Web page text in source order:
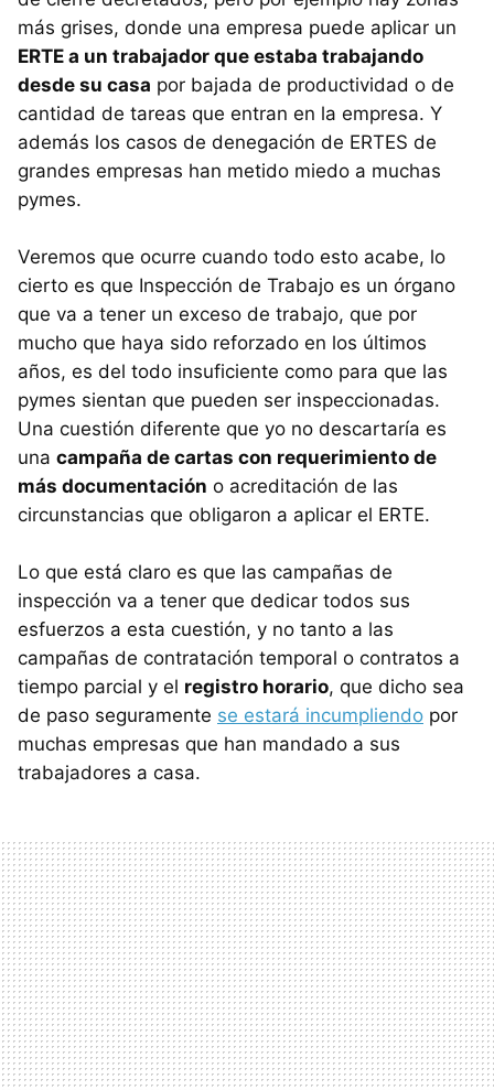
más grises, donde una empresa puede aplicar un
ERTE a un trabajador que estaba trabajando
desde su casa por bajada de productividad o de
cantidad de tareas que entran en la empresa. Y
además los casos de denegación de ERTES de
grandes empresas han metido miedo a muchas
pymes.
Veremos que ocurre cuando todo esto acabe, lo
cierto es que Inspección de Trabajo es un órgano
que va a tener un exceso de trabajo, que por
mucho que haya sido reforzado en los últimos
años, es del todo insuficiente como para que las
pymes sientan que pueden ser inspeccionadas.
Una cuestión diferente que yo no descartaría es
una campaña de cartas con requerimiento de
más documentación o acreditación de las
circunstancias que obligaron a aplicar el ERTE.
Lo que está claro es que las campañas de
inspección va a tener que dedicar todos sus
esfuerzos a esta cuestión, y no tanto a las
campañas de contratación temporal o contratos a
tiempo parcial y el registro horario, que dicho sea
de paso seguramente se estará incumpliendo por
muchas empresas que han mandado a sus
trabajadores a casa.